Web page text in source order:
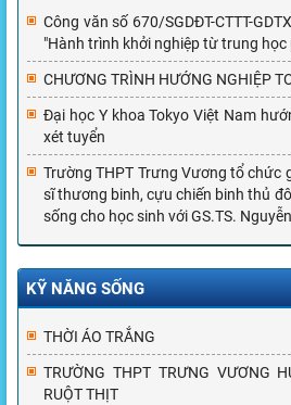
Công văn số 670/SGDĐT-CTTT-
"Hành trình khởi nghiệp từ trung học
CHƯƠNG TRÌNH HƯỚNG NGHIỆP
Đại học Y khoa Tokyo Việt Nam
xét tuyển
Trường THPT Trưng Vương tổ chức
sĩ thương binh, cựu chiến binh thủ
sống cho học sinh với GS.TS.
KỸ NĂNG SỐNG
THỜI ÁO TRẮNG
TRƯỜNG THPT TRƯNG VƯƠNG
RUỘT THỊT